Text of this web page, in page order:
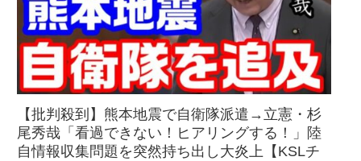
【批判殺到】熊本地震で自衛隊派遣→立憲・杉
尾秀哉「看過できない！ヒアリングする！」陸
自情報収集問題を突然持ち出し大炎上【KSLチ